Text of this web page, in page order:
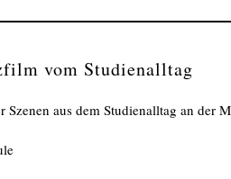
vom Studienalltag
aus dem Studienalltag an der